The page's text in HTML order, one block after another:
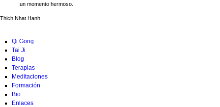
un momento hermoso.
Thich Nhat Hanh
Qi Gong
Tai Ji
Blog
Terapias
Meditaciones
Formación
Bio
Enlaces